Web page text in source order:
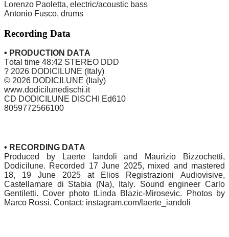
Lorenzo Paoletta, electric/acoustic bass
Antonio Fusco, drums
Recording Data
• PRODUCTION DATA
Total time 48:42 STEREO DDD
? 2026 DODICILUNE (Italy)
© 2026 DODICILUNE (Italy)
www.dodicilunedischi.it
CD DODICILUNE DISCHI Ed610
8059772566100
• RECORDING DATA
Produced by Laerte Iandoli and Maurizio Bizzochetti,
Dodicilune. Recorded 17 June 2025, mixed and mastered
18, 19 June 2025 at Elios Registrazioni Audiovisive,
Castellamare di Stabia (Na), Italy. Sound engineer Carlo
Gentiletti. Cover photo tLinda Blazic-Mirosevic. Photos by
Marco Rossi. Contact: instagram.com/laerte_iandoli